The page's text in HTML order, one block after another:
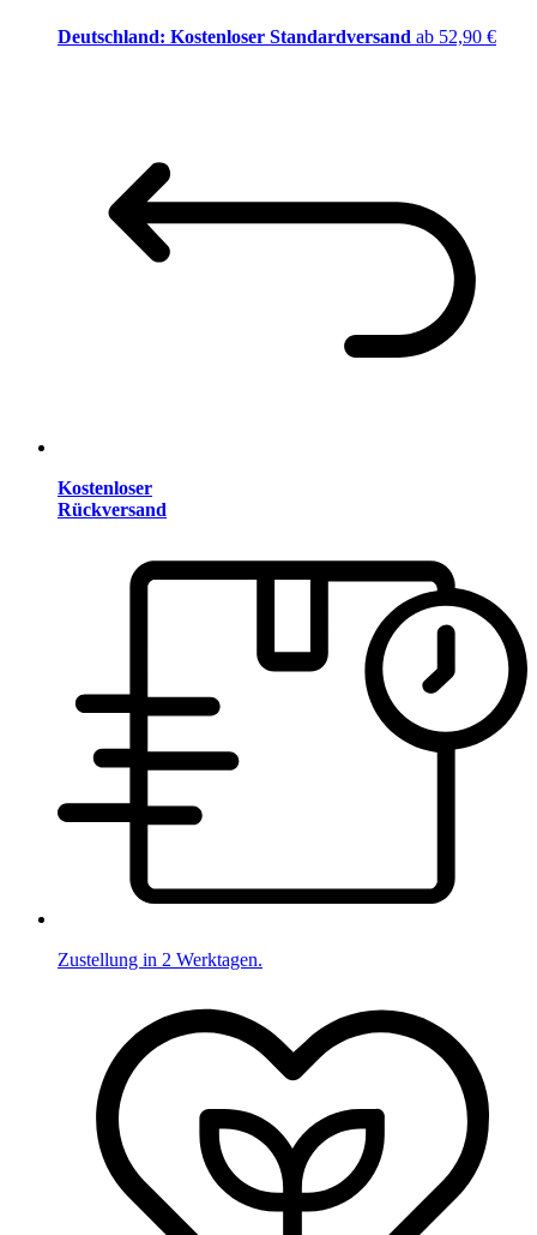
Deutschland: Kostenloser Standardversand ab 52,90 €
Kostenloser
Rückversand
Zustellung in 2 Werktagen.